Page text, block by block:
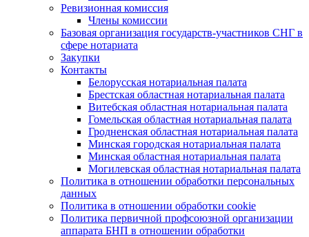
Ревизионная комиссия
Члены комиссии
Базовая организация государств-участников СНГ в
сфере нотариата
Закупки
Контакты
Белорусская нотариальная палата
Брестская областная нотариальная палата
Витебская областная нотариальная палата
Гомельская областная нотариальная палата
Гродненская областная нотариальная палата
Минская городская нотариальная палата
Минская областная нотариальная палата
Могилевская областная нотариальная палата
Политика в отношении обработки персональных
данных
Политика в отношении обработки cookie
Политика первичной профсоюзной организации
аппарата БНП в отношении обработки